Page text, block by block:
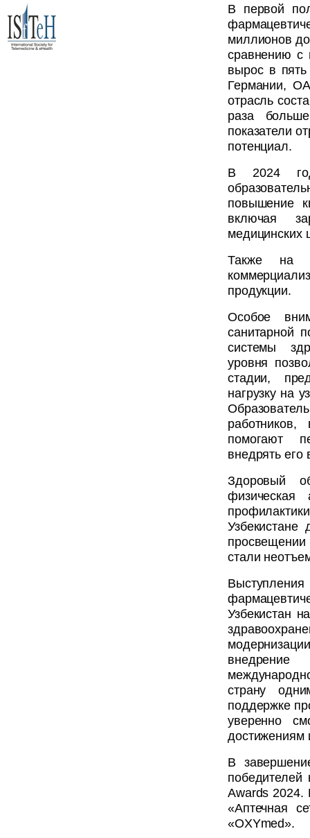
В первой
миллионов
сравнению с
вырос в
Германии,
отрасль
раза
показатели
потенциал.
В 2024
повышение
включая
медицинских
Также на
продукции.
Особое
санитарной
системы
уровня
стадии,
нагрузку на
помогают
внедрять его
Здоровый
физическая
стали
Узбекистан
страну
поддержке
уверенно
достижениям
В
победителей
Awards
«Аптечная
«OXYmed».